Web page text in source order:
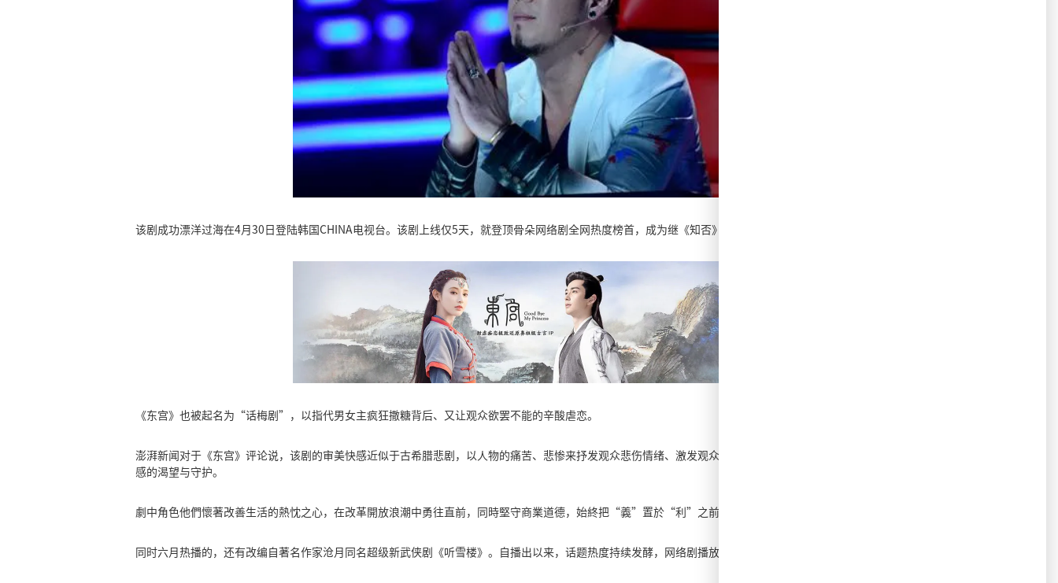
该剧成功漂洋过海在4月30日登陆韩国CHINA电视台。该剧上线仅5天，就登顶骨朵网络剧全网热度榜首，成为继《知否》后2019年剧集市场又一爆款。
《东宫》也被起名为“话梅剧”，以指代男女主疯狂撒糖背后、又让观众欲罢不能的辛酸虐恋。
澎湃新闻对于《东宫》评论说，该剧的审美快感近似于古希腊悲剧，以人物的痛苦、悲惨来抒发观众悲伤情绪、激发观众的怜悯，并在一个更高层次实现对美好情
感的渴望与守护。
劇中角色他們懷著改善生活的熱忱之心，在改革開放浪潮中勇往直前，同時堅守商業道德，始終把“義”置於“利”之前，譜寫了壹段自強不息的奮鬥史。
同时六月热播的，还有改编自著名作家沧月同名超级新武侠剧《听雪楼》。自播出以来，话题热度持续发酵，网络剧播放量排行榜居高不下，多次蝉联第一。